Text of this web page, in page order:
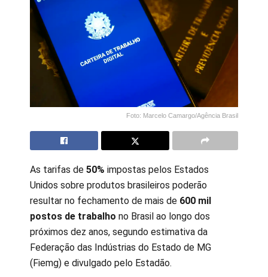
Foto: Marcelo Camargo/Agência Brasil
As tarifas de 50% impostas pelos Estados
Unidos sobre produtos brasileiros poderão
resultar no fechamento de mais de 600 mil
postos de trabalho no Brasil ao longo dos
próximos dez anos, segundo estimativa da
Federação das Indústrias do Estado de MG
(Fiemg) e divulgado pelo Estadão.